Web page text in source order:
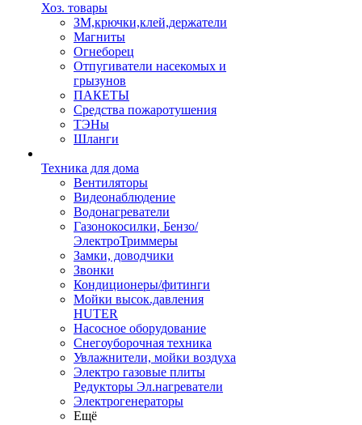
Хоз. товары
ЗМ,крючки,клей,держатели
Магниты
Огнеборец
Отпугиватели насекомых и
грызунов
ПАКЕТЫ
Средства пожаротушения
ТЭНы
Шланги
Техника для дома
Вентиляторы
Видеонаблюдение
Водонагреватели
Газонокосилки, Бензо/
ЭлектроТриммеры
Замки, доводчики
Звонки
Кондиционеры/фитинги
Мойки высок.давления
HUTER
Насосное оборудование
Снегоуборочная техника
Увлажнители, мойки воздуха
Электро газовые плиты
Редукторы Эл.нагреватели
Электрогенераторы
Ещё